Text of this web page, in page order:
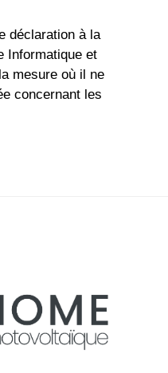
déclaration à la
Informatique et
mesure où il ne
concernant les